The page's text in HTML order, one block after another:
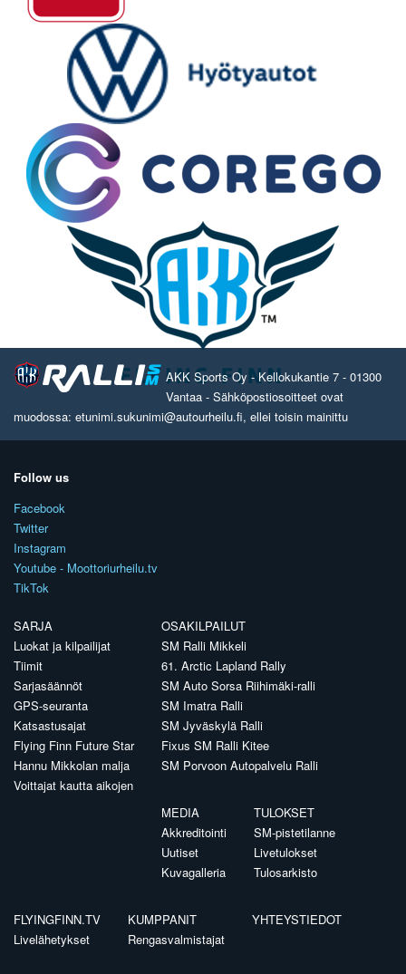
AKK Sports Oy - Kellokukantie 7 - 01300
Vantaa - Sähköpostiosoitteet ovat
muodossa: etunimi.sukunimi@autourheilu.fi, ellei toisin mainittu
Follow us
Facebook
Twitter
Instagram
Youtube - Moottoriurheilu.tv
TikTok
SARJA
Luokat ja kilpailijat
Tiimit
Sarjasäännöt
GPS-seuranta
Katsastusajat
Flying Finn Future Star
Hannu Mikkolan malja
Voittajat kautta aikojen
OSAKILPAILUT
SM Ralli Mikkeli
61. Arctic Lapland Rally
SM Auto Sorsa Riihimäki-ralli
SM Imatra Ralli
SM Jyväskylä Ralli
Fixus SM Ralli Kitee
SM Porvoon Autopalvelu Ralli
MEDIA
Akkreditointi
Uutiset
Kuvagalleria
TULOKSET
SM-pistetilanne
Livetulokset
Tulosarkisto
FLYINGFINN.TV
Livelähetykset
KUMPPANIT
Rengasvalmistajat
YHTEYSTIEDOT